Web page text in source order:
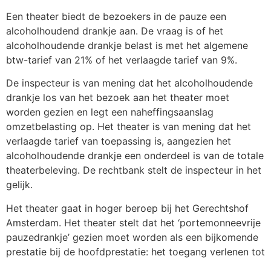
Een theater biedt de bezoekers in de pauze een
alcoholhoudend drankje aan. De vraag is of het
alcoholhoudende drankje belast is met het algemene
btw-tarief van 21% of het verlaagde tarief van 9%.
De inspecteur is van mening dat het alcoholhoudende
drankje los van het bezoek aan het theater moet
worden gezien en legt een naheffingsaanslag
omzetbelasting op. Het theater is van mening dat het
verlaagde tarief van toepassing is, aangezien het
alcoholhoudende drankje een onderdeel is van de totale
theaterbeleving. De rechtbank stelt de inspecteur in het
gelijk.
Het theater gaat in hoger beroep bij het Gerechtshof
Amsterdam. Het theater stelt dat het ‘portemonneevrije
pauzedrankje’ gezien moet worden als een bijkomende
prestatie bij de hoofdprestatie: het toegang verlenen tot